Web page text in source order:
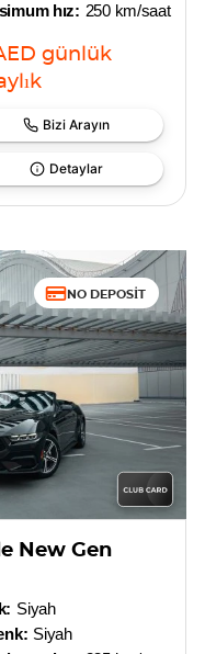
hız: 250 km/saat
günlük
Bizi Arayın
Detaylar
NO DEPOSIT
New Gen
Siyah
Siyah